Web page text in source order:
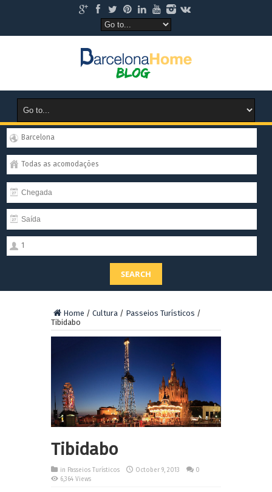
Barcelona
Todas as acomodações
1
SEARCH
Home / Cultura / Passeios Turísticos /
Tibidabo
Tibidabo
in Passeios Turísticos October 9, 2013
0
6,364 Views